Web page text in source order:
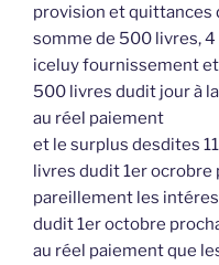
provision et quittances
somme de 500 livres,
iceluy fournissement
500 livres dudit jour à
au réel paiement
et le surplus desdites
livres dudit 1er ocrobre
pareillement les
dudit 1er octobre
au réel paiement que